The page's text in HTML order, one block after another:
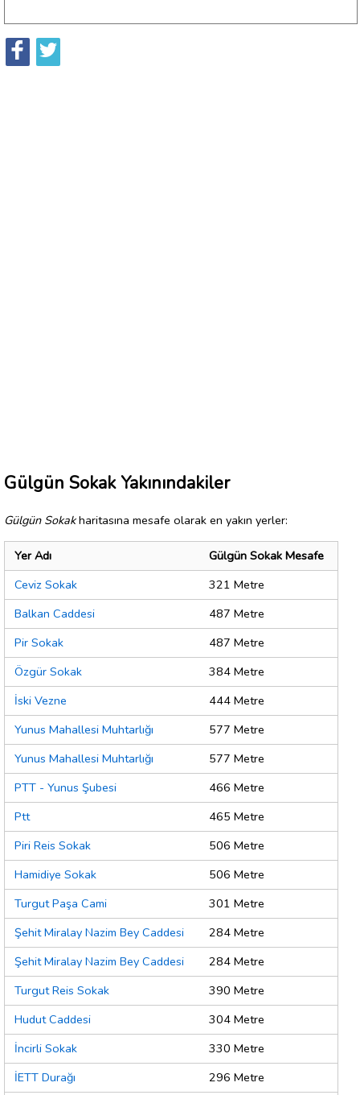
Gülgün Sokak Yakınındakiler
Gülgün Sokakharitasına mesafe olarak en yakın yerler:
Yer Adı
Gülgün Sokak Mesafe
Ceviz Sokak
321 Metre
Balkan Caddesi
487 Metre
Pir Sokak
487 Metre
Özgür Sokak
384 Metre
İski Vezne
444 Metre
Yunus Mahallesi Muhtarlığı
577 Metre
Yunus Mahallesi Muhtarlığı
577 Metre
PTT - Yunus Şubesi
466 Metre
Ptt
465 Metre
Piri Reis Sokak
506 Metre
Hamidiye Sokak
506 Metre
Turgut Paşa Cami
301 Metre
Şehit Miralay Nazim Bey Caddesi
284 Metre
Şehit Miralay Nazim Bey Caddesi
284 Metre
Turgut Reis Sokak
390 Metre
Hudut Caddesi
304 Metre
İncirli Sokak
330 Metre
İETT Durağı
296 Metre